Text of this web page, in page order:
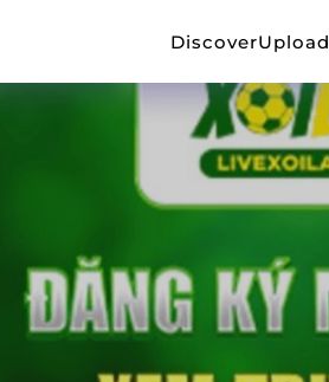
DiscoverUpload